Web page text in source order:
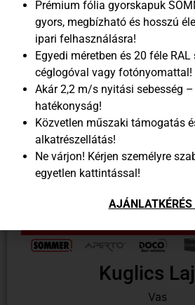
SOMlink
+36 20 541
Kuglics
Vas
Prémium fólia gyorskapuk
gyors, megbízható és hosszú
ipari felhasználásra!
Egyedi méretben és 20 féle
céglogóval vagy fotónyomattal!
Akár 2,2 m/s nyitási sebesség
hatékonyság!
Közvetlen műszaki támogatás
alkatrészellátás!
Ne várjon! Kérjen személyre
egyetlen kattintással!
AJÁNLATKÉRÉS